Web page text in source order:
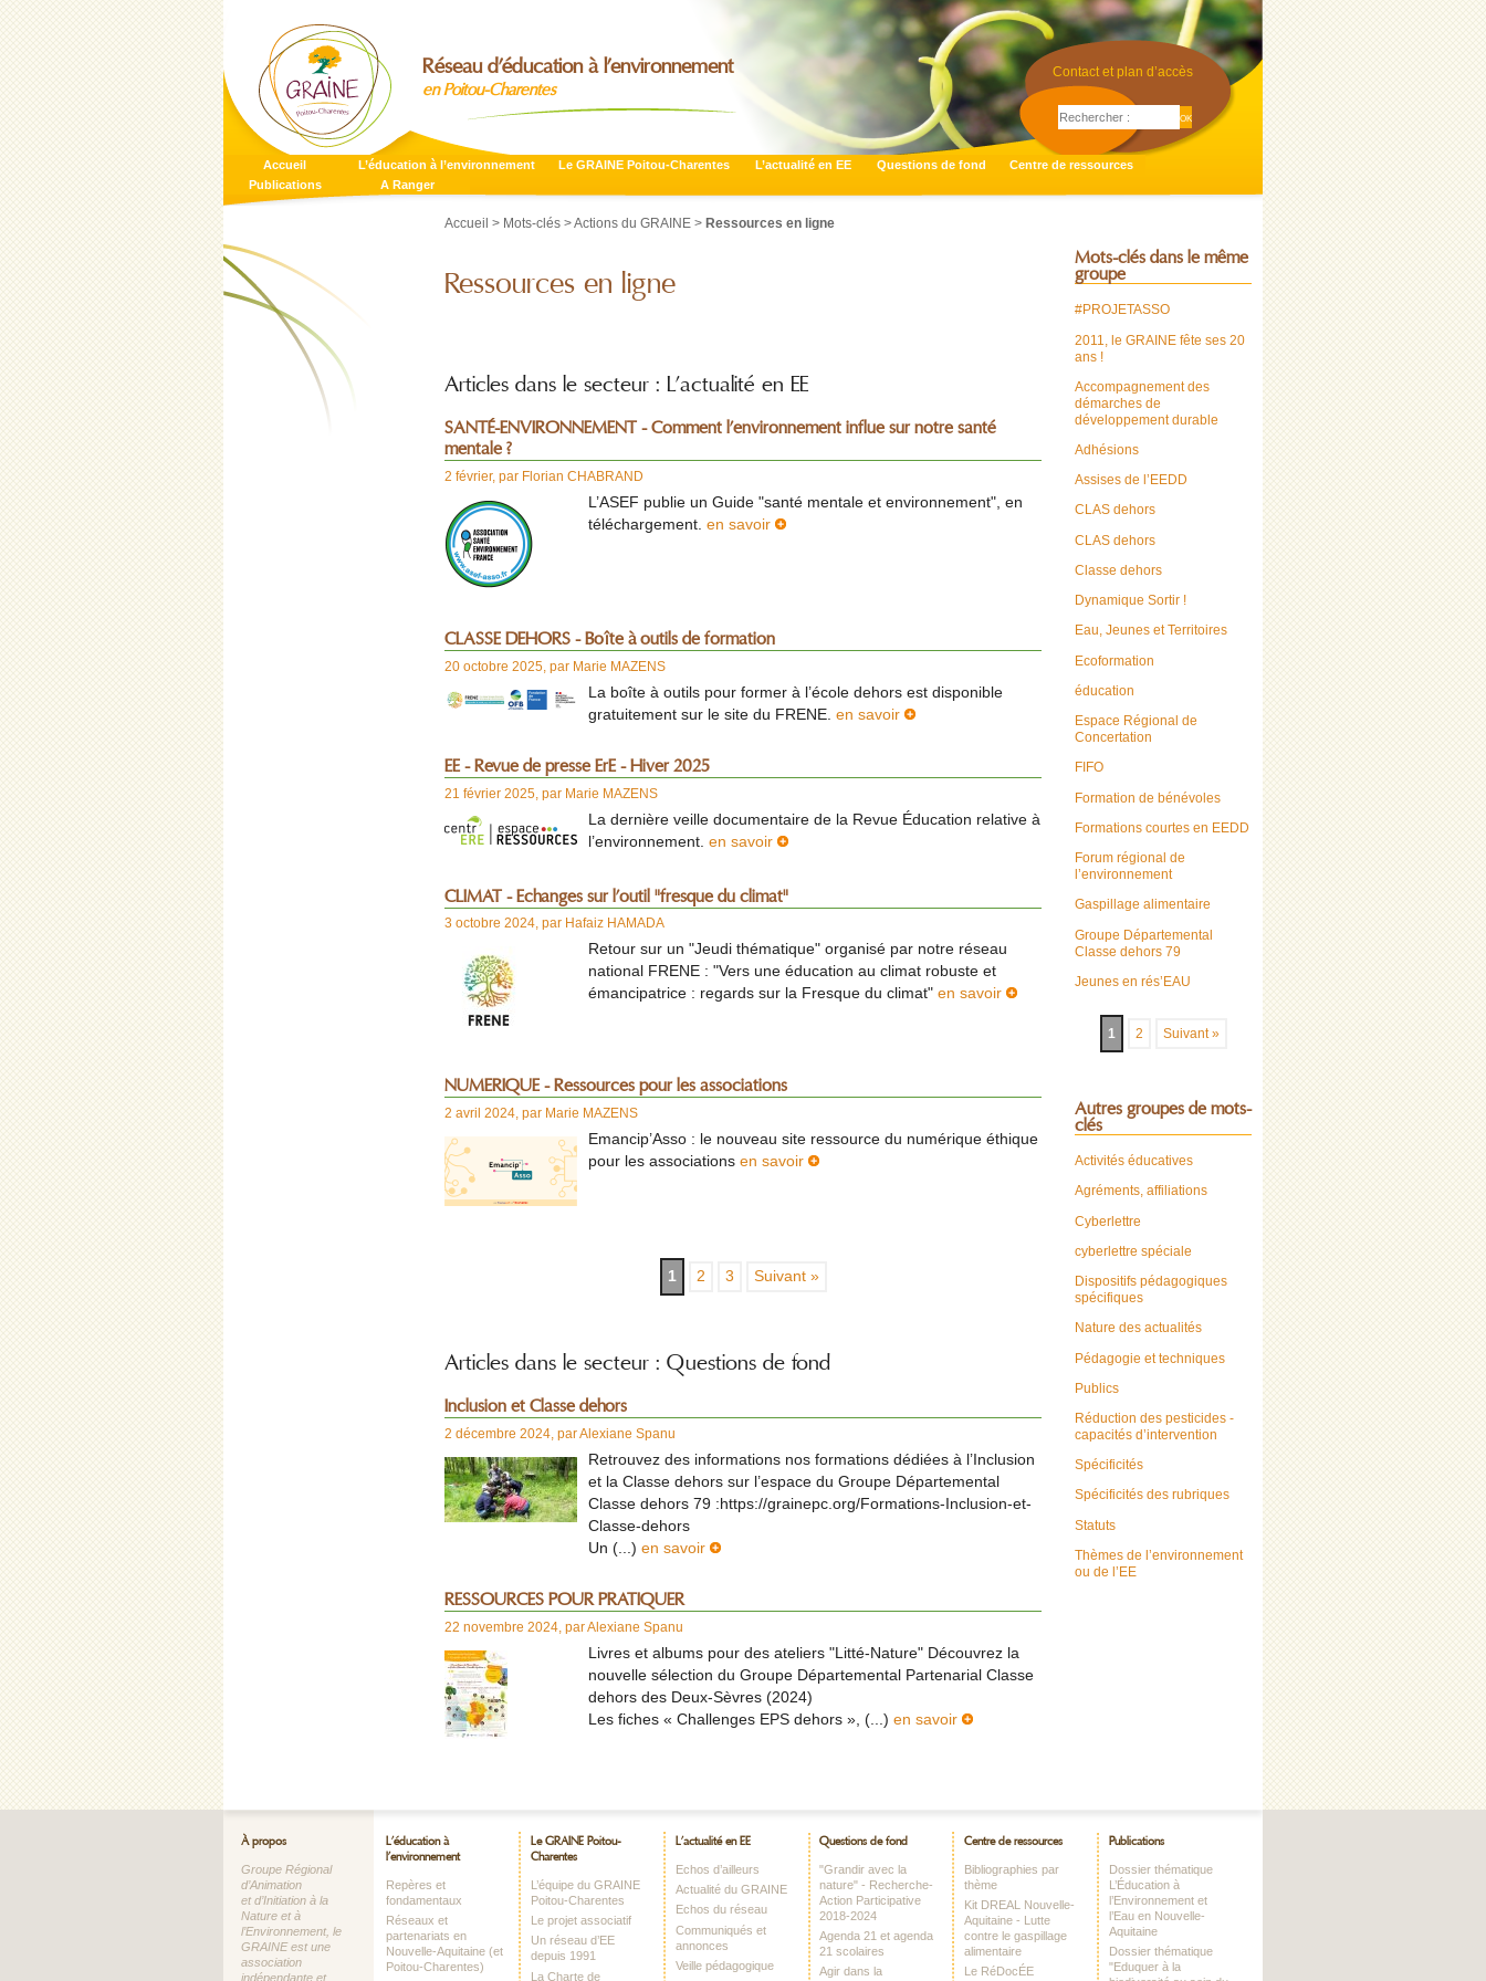
Réseau d’éducation à l’environnement
en Poitou-Charentes
Contact et plan d’accès
Accueil L’éducation à l’environnement Le GRAINE Poitou-Charentes L’actualité en EE Questions de fond
Centre de ressources
Publications
A Ranger
Accueil > Mots-clés > Actions du GRAINE > Ressources en ligne
Ressources en ligne
Articles dans le secteur : L’actualité en EE
SANTÉ-ENVIRONNEMENT - Comment l’environnement influe sur notre santé
mentale ?
2 février, par Florian CHABRAND
L’ASEF publie un Guide "santé mentale et environnement", en
téléchargement. en savoir
CLASSE DEHORS - Boîte à outils de formation
20 octobre 2025 par Marie MAZENS
La boîte à outils pour former à l’école dehors est disponible
gratuitement sur le site du FRENE. en savoir
EE - Revue de presse ErE - Hiver 2025
21 février 2025 par Marie MAZENS
La dernière veille documentaire de la Revue Éducation relative à
l’environnement. en savoir
CLIMAT - Echanges sur l’outil "fresque du climat"
3 octobre 2024, par Hafaiz HAMADA
Retour sur un "Jeudi thématique" organisé par notre réseau
national FRENE : "Vers une éducation au climat robuste et
émancipatrice : regards sur la Fresque du climat" en savoir
NUMERIQUE - Ressources pour les associations
2 avril 2024, par Marie MAZENS
Emancip’Asso : le nouveau site ressource du numérique éthique
pour les associations en savoir
1 2 3 Suivant »
Articles dans le secteur : Questions de fond
Inclusion et Classe dehors
2 décembre 2024, parAlexiane Spanu
Retrouvez des informations nos formations dédiées à l’Inclusion
et la Classe dehors sur l’espace du Groupe Départemental
Classe dehors 79 :https://grainepc.org/Formations-Inclusion-et-
Classe-dehors
Un (...) en savoir
RESSOURCES POUR PRATIQUER
22 novembre 2024, parAlexiane Spanu
Livres et albums pour des ateliers "Litté-Nature" Découvrez la
nouvelle sélection du Groupe Départemental Partenarial Classe
dehors des Deux-Sèvres (2024)
Les fiches « Challenges EPS dehors », (...) en savoir
Mots-clés dans le même
groupe
#PROJETASSO
2011, le GRAINE fête ses 20
ans !
Accompagnement des
démarches de
développement durable
Adhésions
Assises de l’EEDD
CLAS dehors
CLAS dehors
Classe dehors
Dynamique Sortir !
Eau, Jeunes et Territoires
Ecoformation
éducation
Espace Régional de
Concertation
FIFO
Formation de bénévoles
Formations courtes en EEDD
Forum régional de
l’environnement
Gaspillage alimentaire
Groupe Départemental
Classe dehors 79
Jeunes en rés’EAU
1 2 Suivant »
Autres groupes de mots-
clés
Activités éducatives
Agréments, affiliations
Cyberlettre
cyberlettre spéciale
Dispositifs pédagogiques
spécifiques
Nature des actualités
Pédagogie et techniques
Publics
Réduction des pesticides -
capacités d’intervention
Spécificités
Spécificités des rubriques
Statuts
Thèmes de l’environnement
ou de l’EE
À propos
Groupe Régional
d’Animation
et d’Initiation à la
Nature et à
l’Environnement, le
GRAINE est une
association
indépendante et
L’éducation à
l’environnement
Repères et
fondamentaux
Réseaux et
partenariats en
Nouvelle-Aquitaine (et
Poitou-Charentes)
Le GRAINE Poitou-
Charentes
L’équipe du GRAINE
Poitou-Charentes
Le projet associatif
Un réseau d’EE
depuis 1991
La Charte de
L’actualité en EE
Echos d’ailleurs
Actualité du GRAINE
Echos du réseau
Communiqués et
annonces
Veille pédagogique
Questions de fond
"Grandir avec la
nature" - Recherche-
Action Participative
2018-2024
Agenda 21 et agenda
21 scolaires
Agir dans la
Centre de ressources
Bibliographies par
thème
Kit DREAL Nouvelle-
Aquitaine - Lutte
contre le gaspillage
alimentaire
Le RéDocÉE
Publications
Dossier thématique
L’Éducation à
l’Environnement et
l’Eau en Nouvelle-
Aquitaine
Dossier thématique
"Eduquer à la